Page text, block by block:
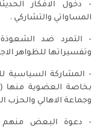
- دخول الافكار
المساواتي والتشاركي .
- التمرد ضد الشعوذة
وتفسيراتها للظواهر
- المشاركة السياسية
بخاصة العضوية منها
وجماعة الاهالي والحزب
- دعوة البعض منهم